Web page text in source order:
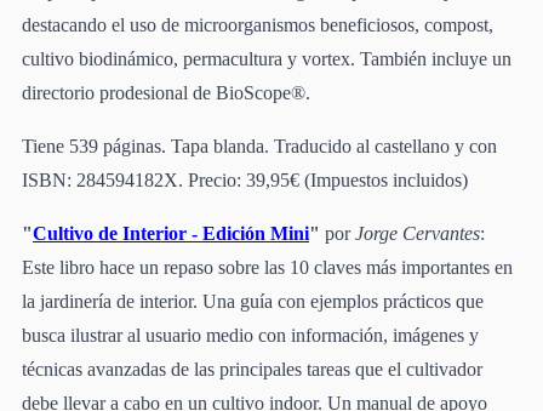
destacando el uso de microorganismos beneficiosos, compost,
cultivo biodinámico, permacultura y vortex. También incluye un
directorio prodesional de BioScope®.
Tiene 539 páginas. Tapa blanda. Traducido al castellano y con
ISBN: 284594182X. Precio: 39,95€ (Impuestos incluidos)
"Cultivo de Interior - Edición Mini" porJorge Cervantes:
Este libro hace un repaso sobre las 10 claves más importantes en
la jardinería de interior. Una guía con ejemplos prácticos que
busca ilustrar al usuario medio con información, imágenes y
técnicas avanzadas de las principales tareas que el cultivador
debe llevar a cabo en un cultivo indoor. Un manual de apoyo